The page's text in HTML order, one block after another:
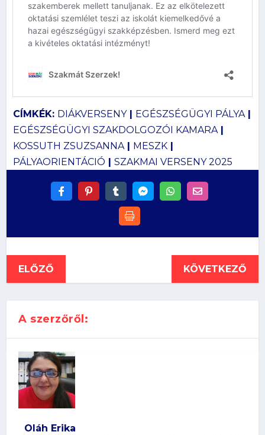
CÍMKÉK: DIÁKVERSENY| EGÉSZSÉGÜGYI PÁLYA|
EGÉSZSÉGÜGYI SZAKDOLGOZÓI KAMARA|
KOSSUTH ZSUZSANNA| MESZK|
PÁLYAORIENTÁCIÓ | SZAKMAI VERSENY 2025
ELŐZŐ KÖVETKEZŐ
A szerzőről:
Oláh Erika